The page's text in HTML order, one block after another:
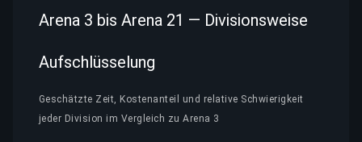
Arena 3 bis Arena 21 — Divisionsweise
Aufschlüsselung
Geschätzte Zeit, Kostenanteil und relative Schwierigkeit
jeder Division im Vergleich zu Arena 3